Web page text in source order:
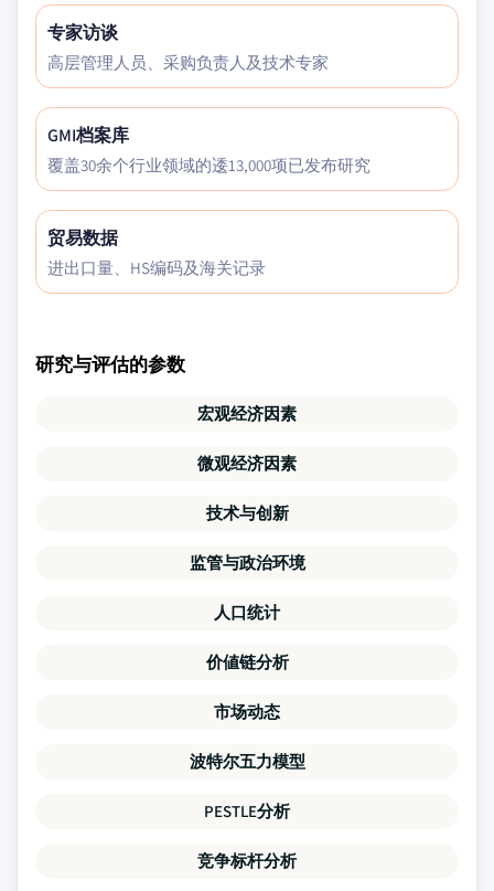
专家访谈
高层管理人员、采购负责人及技术专家
GMI档案库
覆盖30余个行业领域的逶13,000项已发布研究
贸易数据
进出口量、HS编码及海关记录
研究与评估的参数
宏观经济因素
微观经济因素
技术与创新
监管与政治环境
人口统计
价値链分析
市场动态
波特尔五力模型
PESTLE分析
竞争标杆分析